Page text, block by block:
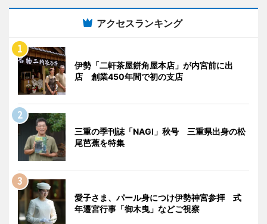
アクセスランキング
伊勢「二軒茶屋餅角屋本店」が内宮前に出
店 創業450年間で初の支店
三重の季刊誌「NAGI」秋号 三重県出身の松
尾芭蕉を特集
愛子さま、パール身につけ伊勢神宮参拝 式
年遷宮行事「御木曳」などご視察